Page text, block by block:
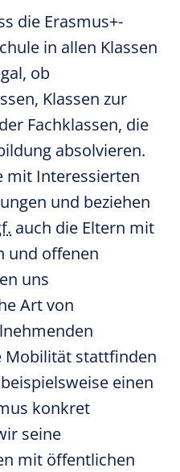
die Erasmus+-
in allen Klassen
ob
Klassen zur
Fachklassen, die
absolvieren.
mit Interessierten
und beziehen
auch die Eltern mit
und offenen
uns
Art von
Mobilität stattfinden
einen
konkret
seine
mit öffentlichen